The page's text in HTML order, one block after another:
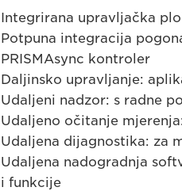
Integrirana upravljačka
Potpuna integracija
PRISMAsync kontroler
Daljinsko upravljanje:
Udaljeni nadzor: s radne
Udaljeno očitanje
Udaljena dijagnostika: za
Udaljena nadogradnja
i funkcije